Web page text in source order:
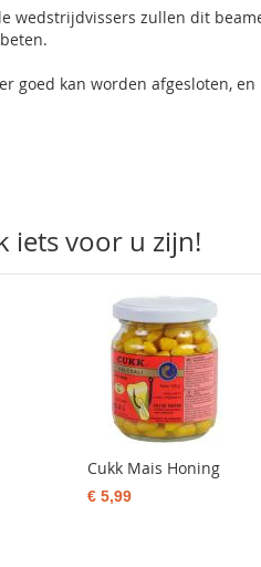
wedstrijdvissers zullen dit
goed kan worden afgesloten,
iets voor u zijn!
Cukk Mais Honing
€ 5,99